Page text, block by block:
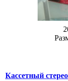
Кассетный